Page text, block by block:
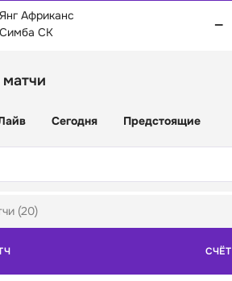
Янг Африканс
Симба СК
—
Сегодня Предстоящие
(20)
СЧЁТ